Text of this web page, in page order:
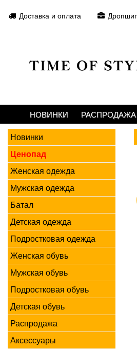
Доставка и оплата
НОВИНКИ РАСПРОДАЖА
Новинки
Ценопад
Женская одежда
Мужская одежда
Батал
Детская одежда
Подростковая одежда
Женская обувь
Мужская обувь
Подростковая обувь
Детская обувь
Распродажа
Аксессуары